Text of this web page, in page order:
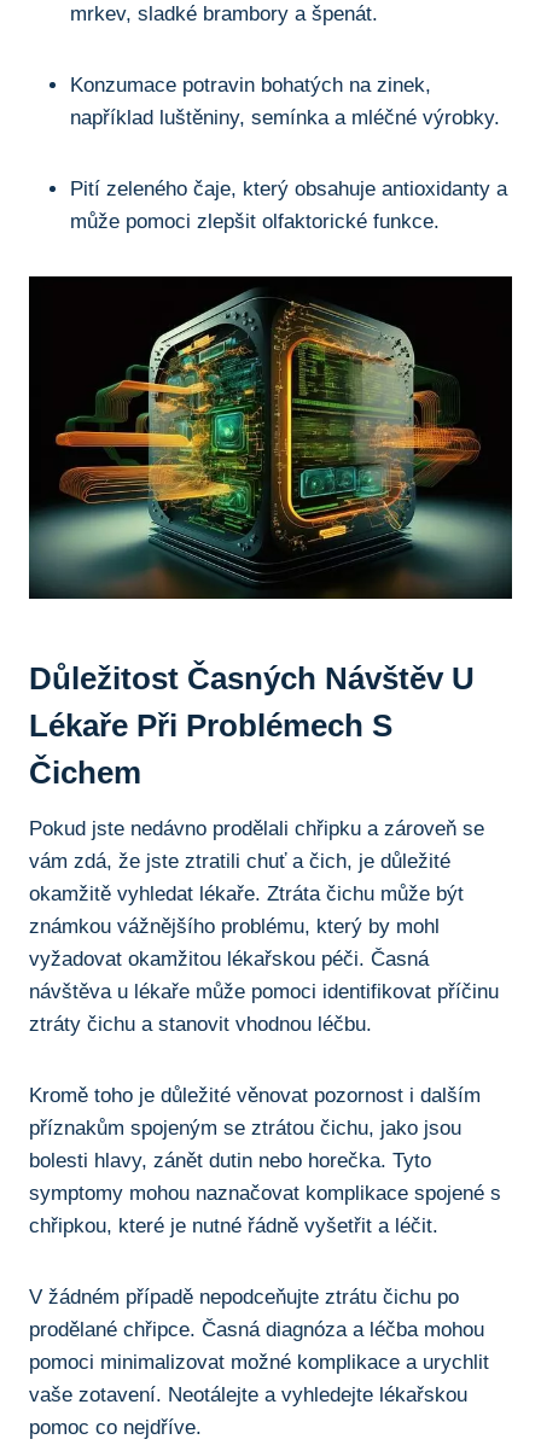
mrkev, sladké brambory a špenát.
Konzumace ⁢potravin bohatých na⁣ zinek,
například luštěniny, semínka a mléčné výrobky.
Pití zeleného čaje, který obsahuje antioxidanty a
může⁤ pomoci zlepšit olfaktorické funkce.
Důležitost Časných Návštěv U
Lékaře Při Problémech⁢ S
‌čichem
Pokud jste⁣ nedávno ‌prodělali ⁤chřipku a zároveň se
vám zdá, že jste ztratili chuť a čich, ​je důležité‍
okamžitě vyhledat lékaře. Ztráta čichu může být
známkou‌ vážnějšího problému, který by ​mohl
vyžadovat okamžitou lékařskou péči. Časná
návštěva u lékaře může pomoci identifikovat​ příčinu
ztráty čichu a stanovit vhodnou léčbu.
Kromě toho je důležité věnovat pozornost ‍i dalším
příznakům spojeným se ztrátou čichu, jako jsou
bolesti hlavy, zánět dutin nebo ‍horečka. ⁢Tyto
symptomy mohou naznačovat komplikace spojené s
chřipkou, které je​ nutné řádně vyšetřit a⁤ léčit.
V žádném případě ⁢nepodceňujte ztrátu čichu ‌po
prodělané chřipce. Časná diagnóza a léčba ⁤mohou
pomoci minimalizovat možné ‍komplikace a urychlit
vaše ⁤zotavení. Neotálejte a vyhledejte lékařskou
pomoc co nejdříve.